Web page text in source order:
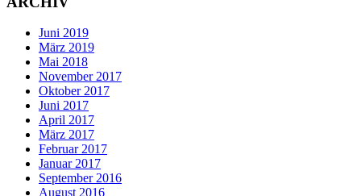
Juni 2019
März 2019
Mai 2018
November 2017
Oktober 2017
Juni 2017
April 2017
März 2017
Februar 2017
Januar 2017
September 2016
August 2016